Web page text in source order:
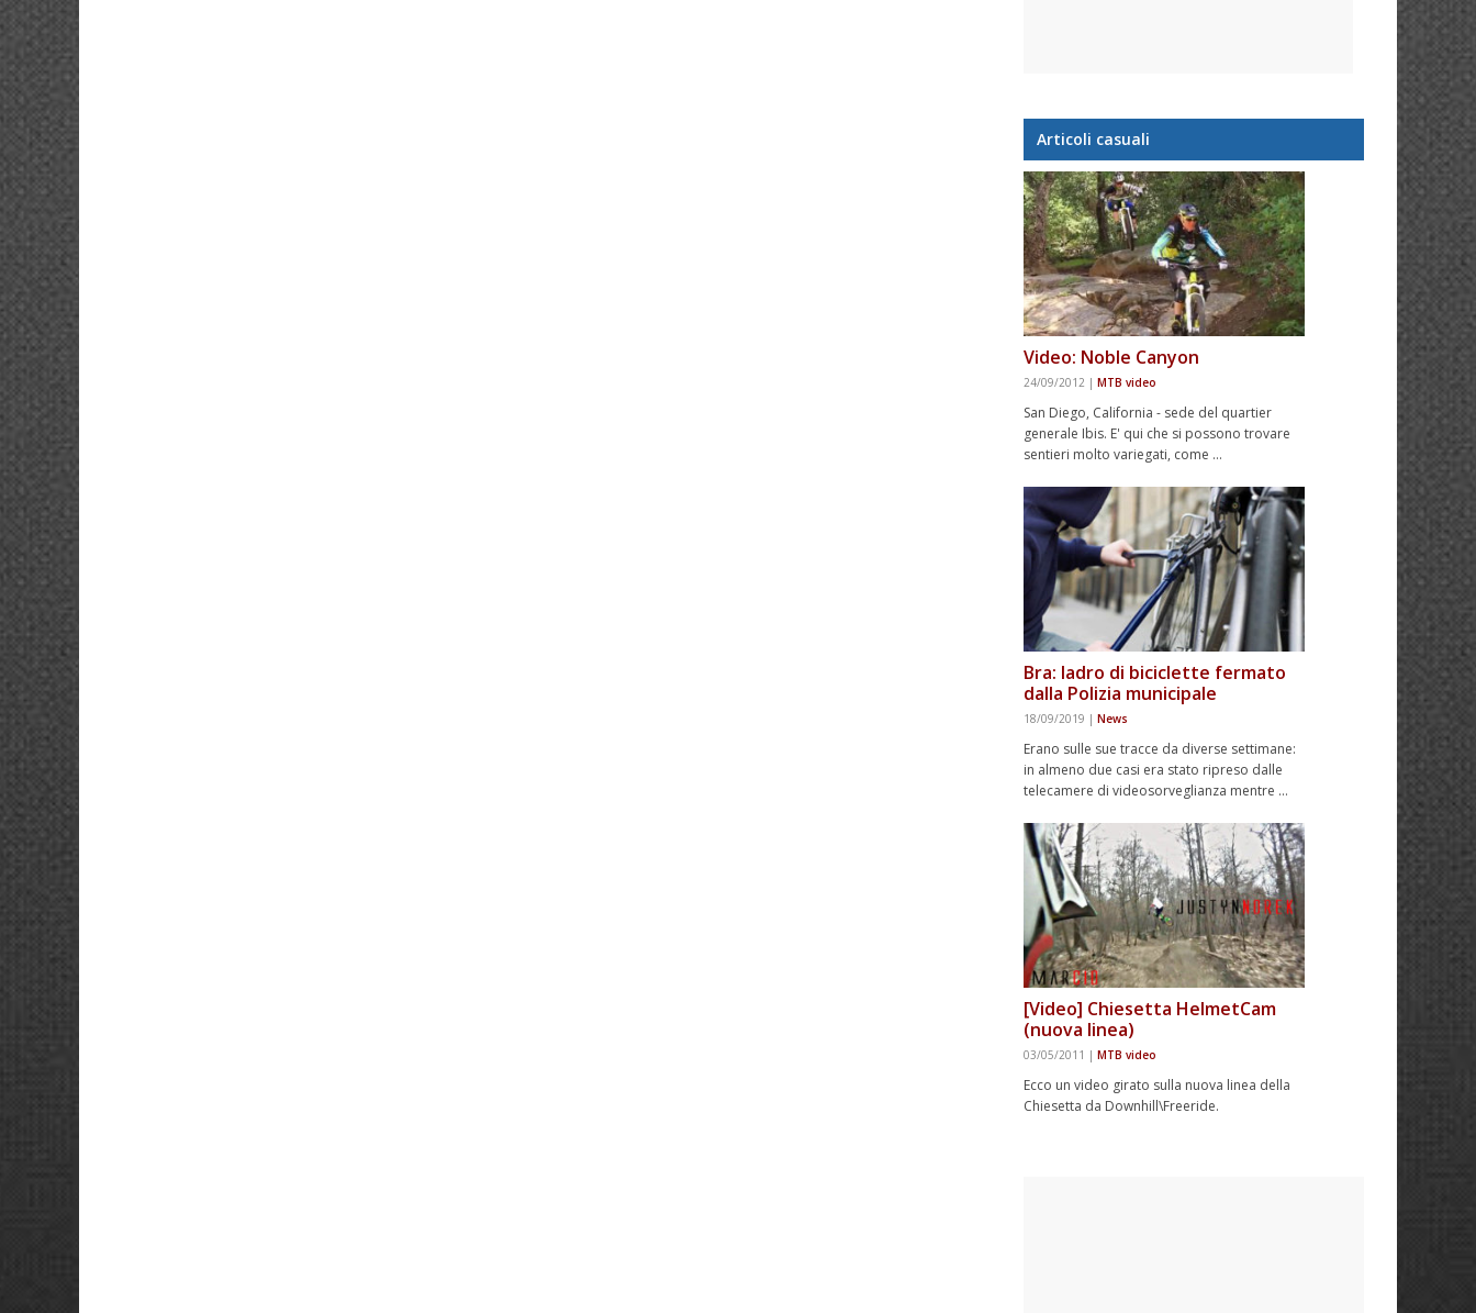
Articoli casuali
Video: Noble Canyon
24/09/2012 | MTB video
San Diego, California - sede del quartier
generale Ibis. E' qui che si possono trovare
sentieri molto variegati, come …
Bra: ladro di biciclette fermato
dalla Polizia municipale
18/09/2019 | News
Erano sulle sue tracce da diverse settimane:
in almeno due casi era stato ripreso dalle
telecamere di videosorveglianza mentre …
[Video] Chiesetta HelmetCam
(nuova linea)
03/05/2011 | MTB video
Ecco un video girato sulla nuova linea della
Chiesetta da Downhill\Freeride.